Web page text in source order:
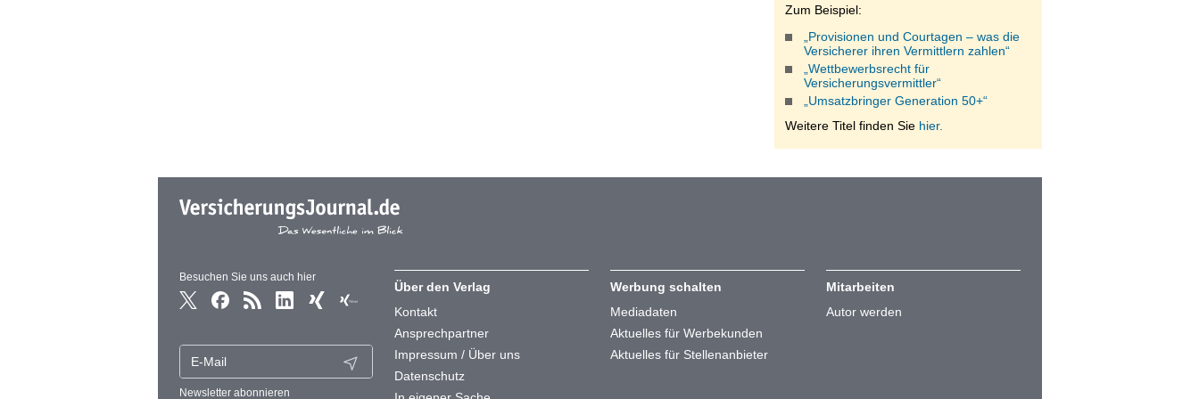
Zum Beispiel:
„Provisionen und Courtagen – was die
Versicherer ihren Vermittlern zahlen“
„Wettbewerbsrecht für
Versicherungsvermittler“
„Umsatzbringer Generation 50+“
Weitere Titel finden Sie hier.
Besuchen Sie uns auch hier
Newsletter abonnieren
Über den Verlag
Kontakt
Ansprechpartner
Impressum / Über uns
Datenschutz
Werbung schalten
Mediadaten
Aktuelles für Werbekunden
Aktuelles für Stellenanbieter
Mitarbeiten
Autor werden